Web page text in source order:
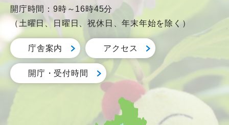
開庁時間：9時～16時45分
（土曜日、日曜日、祝休日、年末年始を除く）
庁舎案内 アクセス
開庁・受付時間